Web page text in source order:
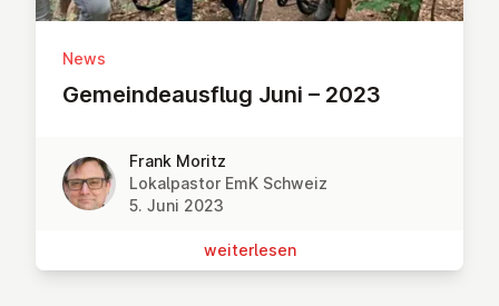
News
Ge­mein­de­aus­flug Juni – 2023
Frank Moritz
Lokalpastor EmK Schweiz
5. Juni 2023
wei­ter­le­sen